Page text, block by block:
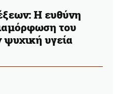
Η ευθύνη
του
ψυχική υγεία